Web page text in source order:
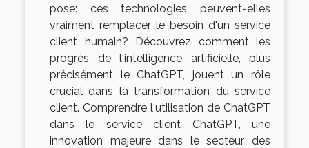
pose: ces technologies peuvent-elles
vraiment remplacer le besoin d'un service
client humain? Découvrez comment les
progrès de l'intelligence artificielle, plus
précisément le ChatGPT, jouent un rôle
crucial dans la transformation du service
client. Comprendre l'utilisation de ChatGPT
dans le service client ChatGPT, une
innovation majeure dans le secteur des